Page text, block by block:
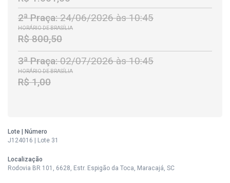
2ª Praça:24/06/2026 às 10:45
HORÁRIO DE BRASÍLIA
R$ 800,50
3ª Praça:02/07/2026 às 10:45
HORÁRIO DE BRASÍLIA
R$ 1,00
Lote | Número
J124016 | Lote 31
Localização
Rodovia BR 101, 6628, Estr. Espigão da Toca, Maracajá, SC